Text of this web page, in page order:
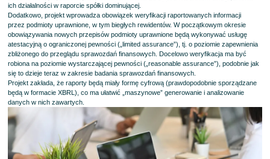
ich działalności w raporcie spółki dominującej.
Dodatkowo, projekt wprowadza obowiązek weryfikacji raportowanych informacji
przez podmioty uprawnione, w tym biegłych rewidentów. W początkowym okresie
obowiązywania nowych przepisów podmioty uprawnione będą wykonywać usługę
atestacyjną o ograniczonej pewności („limited assurance”), tj. o poziomie zapewnienia
zbliżonego do przeglądu sprawozdań finansowych. Docelowo weryfikacja ma być
robiona na poziomie wystarczającej pewności („reasonable assurance”), podobnie jak
się to dzieje teraz w zakresie badania sprawozdań finansowych.
Projekt zakłada, że raporty będą miały formę cyfrową (prawdopodobnie sporządzane
będą w formacie XBRL), co ma ułatwić „maszynowe” generowanie i analizowanie
danych w nich zawartych.